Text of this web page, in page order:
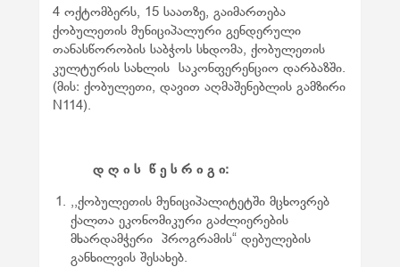
4 ოქტომბერს, 15 საათზე, გაიმართება
ქობულეთის მუნიციპალური გენდერული
თანასწორობის საბჭოს სხდომა, ქობულეთის
კულტურის სახლის საკონფერენციო დარბაზში.
(მის: ქობულეთი, დავით აღმაშენებლის გამზირი
N114).
დ ღ ი ს წ ე ს რ ი გ ი:
,,ქობულეთის მუნიციპალიტეტში მცხოვრებ
ქალთა ეკონომიკური გაძლიერების
მხარდამჭერი პროგრამის“ დებულების
განხილვის შესახებ.